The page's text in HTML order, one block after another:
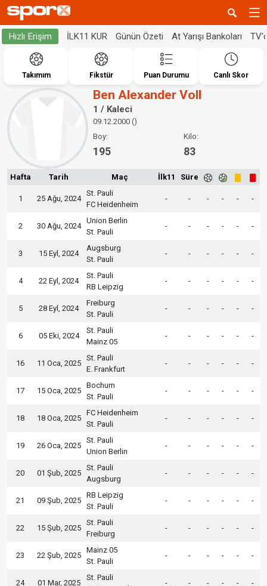
Hızlı Erişim İLK11 KUR Günün Özeti At Yarışı Bankoları
Takımım Fikstür Puan Durumu Canlı Skor
Ben Alexander Voll
1 / Kaleci
09.12.2000 ()
Boy:
195
Kilo:
83
Hafta Tarih Maç İlk11 Süre
1 25 Ağu, 2024
St. Pauli
FC Heidenheim
- - - - - -
2 30 Ağu, 2024
Union Berlin
St. Pauli
- - - - - -
3 15 Eyl, 2024
Augsburg
St. Pauli
- - - - - -
4 22 Eyl, 2024
St. Pauli
RB Leipzig
- - - - - -
5 28 Eyl, 2024
Freiburg
St. Pauli
- - - - - -
6 05 Eki, 2024
St. Pauli
Mainz 05
- - - - - -
16 11 Oca, 2025
St. Pauli
E. Frankfurt
- - - - - -
17 15 Oca, 2025
Bochum
St. Pauli
- - - - - -
18 18 Oca, 2025
FC Heidenheim
St. Pauli
- - - - - -
19 26 Oca, 2025
St. Pauli
Union Berlin
- - - - - -
20 01 Şub, 2025
St. Pauli
Augsburg
- - - - - -
21 09 Şub, 2025
RB Leipzig
St. Pauli
- - - - - -
22 15 Şub, 2025
St. Pauli
Freiburg
- - - - - -
23 22 Şub, 2025
Mainz 05
St. Pauli
- - - - - -
24 01 Mar, 2025
St. Pauli
- - - - - -